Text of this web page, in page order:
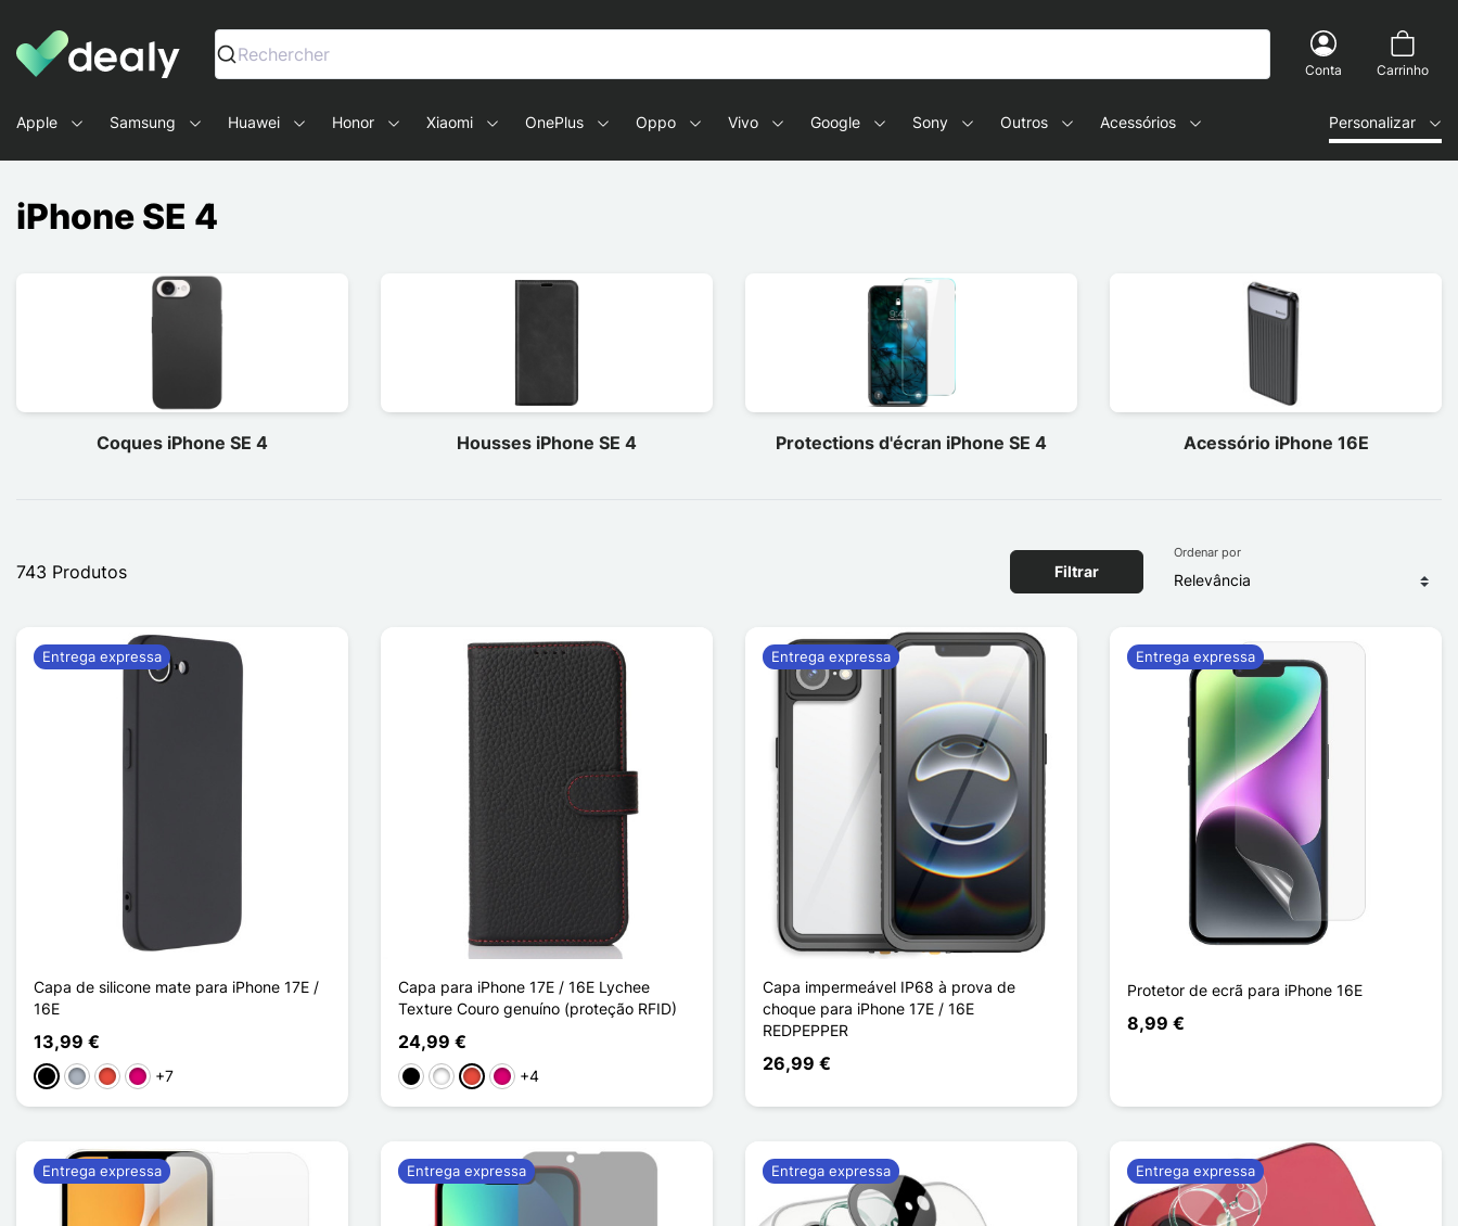
Dealy - Capas e acessórios para smartphones e tablets
Rechercher
Conta Carrinho
Apple Samsung Huawei Honor Xiaomi OnePlus Oppo Vivo Google Sony Outros Acessórios Personalizar
iPhone SE 4
Coques iPhone SE 4 Housses iPhone SE 4 Protections d'écran iPhone SE 4 Acessório iPhone 16E
743 Produtos Filtrar
Ordenar por
Capa de silicone mate para iPhone 17E /
16E
13,99 €
PretoCinzentoVermelho
Magenta
+7
Entrega expressa
Capa para iPhone 17E / 16E Lychee
Texture Couro genuíno (proteção RFID)
24,99 €
PretoBrancoVermelho
Magenta
+4
Capa impermeável IP68 à prova de
choque para iPhone 17E / 16E
REDPEPPER
26,99 €
Entrega expressa
Protetor de ecrã para iPhone 16E
8,99 €
Entrega expressa
Entrega expressa Entrega expressa Entrega expressa Entrega expressa